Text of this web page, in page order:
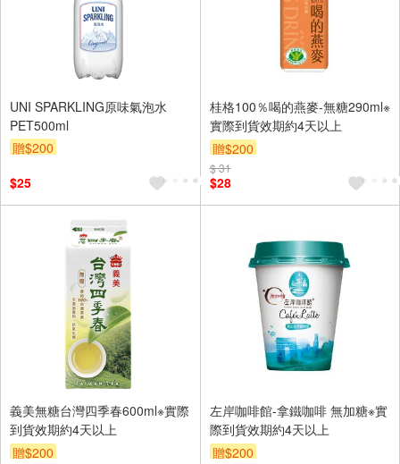
UNI SPARKLING原味氣泡水
PET500ml
贈$200
$25
桂格100％喝的燕麥-無糖290ml※
實際到貨效期約4天以上
贈$200
$ 31
$28
義美無糖台灣四季春600ml※實際
到貨效期約4天以上
贈$200
左岸咖啡館-拿鐵咖啡 無加糖※實
際到貨效期約4天以上
贈$200